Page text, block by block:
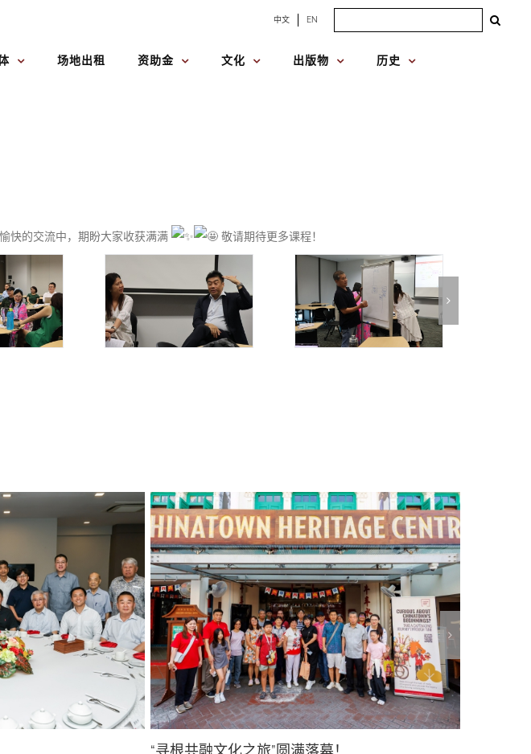
中文 EN
场地出租 资助金 文化 出版物 历史
快的交流中，期盼大家收获满满 敬请期待更多课程！
“寻根共融文化之旅”圆满落幕！